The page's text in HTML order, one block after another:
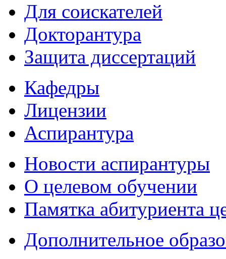
Для соискателей
Докторантура
Защита диссертаций
Кафедры
Лицензии
Аспирантура
Новости аспирантуры
О целевом обучении
Памятка абитуриента
Дополнительное